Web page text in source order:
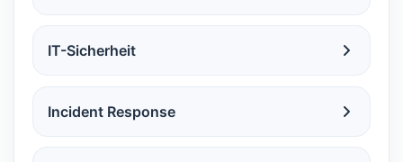
IT-Sicherheit
Incident Response